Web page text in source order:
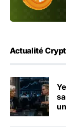
Actualité